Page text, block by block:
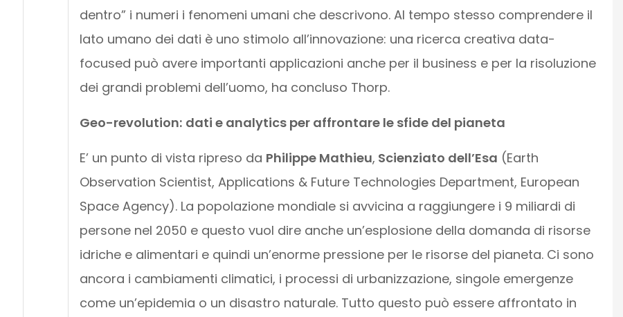
dentro” i numeri i fenomeni umani che descrivono. Al tempo stesso comprendere il
lato umano dei dati è uno stimolo all’innovazione: una ricerca creativa data-
focused può avere importanti applicazioni anche per il business e per la risoluzione
dei grandi problemi dell’uomo, ha concluso Thorp.
Geo-revolution: dati e analytics per affrontare le sfide del pianeta
E’ un punto di vista ripreso da Philippe Mathieu, Scienziato dell’Esa (Earth
Observation Scientist, Applications & Future Technologies Department, European
Space Agency). La popolazione mondiale si avvicina a raggiungere i 9 miliardi di
persone nel 2050 e questo vuol dire anche un’esplosione della domanda di risorse
idriche e alimentari e quindi un’enorme pressione per le risorse del pianeta. Ci sono
ancora i cambiamenti climatici, i processi di urbanizzazione, singole emergenze
come un’epidemia o un disastro naturale. Tutto questo può essere affrontato in